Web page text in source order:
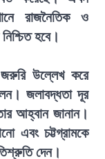
রাজনৈতিক ও
হবে।
জরুরি উল্লেখ করে
জলাবদ্ধতা দূর
আহ্বান জানান।
এবং চট্টগ্রামকে
দেন।